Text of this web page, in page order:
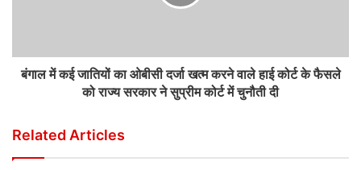
बंगाल में कई जातियों का ओबीसी दर्जा खत्म करने वाले हाई कोर्ट के फैसले
को राज्य सरकार ने सुप्रीम कोर्ट में चुनौती दी
Related Articles